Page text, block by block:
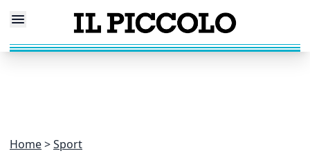
Home Sport